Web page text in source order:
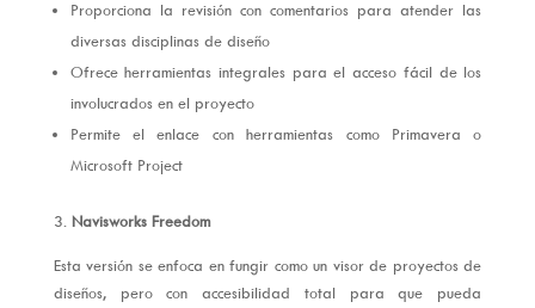
Proporciona la revisión con comentarios para atender las
diversas disciplinas de diseño
Ofrece herramientas integrales para el acceso fácil de los
involucrados en el proyecto
Permite el enlace con herramientas como Primavera o
Microsoft Project
3. Navisworks Freedom
Esta versión se enfoca en fungir como un visor de proyectos de
diseños, pero con accesibilidad total para que pueda